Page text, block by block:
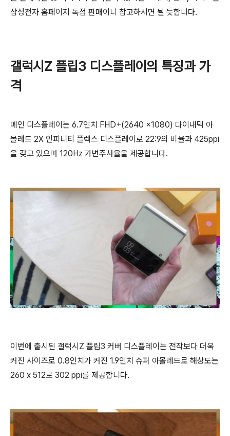
삼성전자 홈페이지 독점 판매이니 참고하시면 될 듯합니다.
갤럭시Z 플립3 디스플레이의 특징과 가
격
메인 디스플레이는 6.7인치 FHD+(2640 x1080) 다이내믹 아
몰레드 2X 인피니티 플렉스 디스플레이로 22:9의 비율과 425ppi
을 갖고 있으며 120Hz 가변주사율을 제공합니다.
이번에 출시된 갤럭시Z 플립3 커버 디스플레이는 전작보다 더욱
커진 사이즈로 0.8인치가 커진 1.9인치 슈퍼 아몰레드로 해상도는
260 x 512로 302 ppi를 제공합니다.